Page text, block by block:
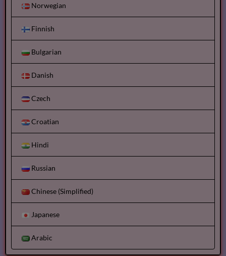
Norwegian
Finnish
Bulgarian
Danish
Czech
Croatian
Hindi
Russian
Chinese (Simplified)
Japanese
Arabic